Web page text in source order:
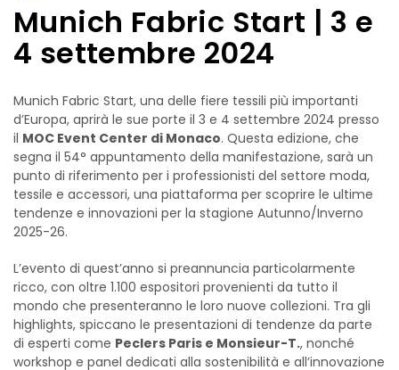
Munich Fabric Start | 3 e
4 settembre 2024
Munich Fabric Start, una delle fiere tessili più importanti
d’Europa, aprirà le sue porte il 3 e 4 settembre 2024 presso
il MOC Event Center di Monaco. Questa edizione, che
segna il 54° appuntamento della manifestazione, sarà un
punto di riferimento per i professionisti del settore moda,
tessile e accessori, una piattaforma per scoprire le ultime
tendenze e innovazioni per la stagione Autunno/Inverno
2025-26.
L’evento di quest’anno si preannuncia particolarmente
ricco, con oltre 1.100 espositori provenienti da tutto il
mondo che presenteranno le loro nuove collezioni. Tra gli
highlights, spiccano le presentazioni di tendenze da parte
di esperti come Peclers Paris e Monsieur-T., nonché
workshop e panel dedicati alla sostenibilità e all’innovazione